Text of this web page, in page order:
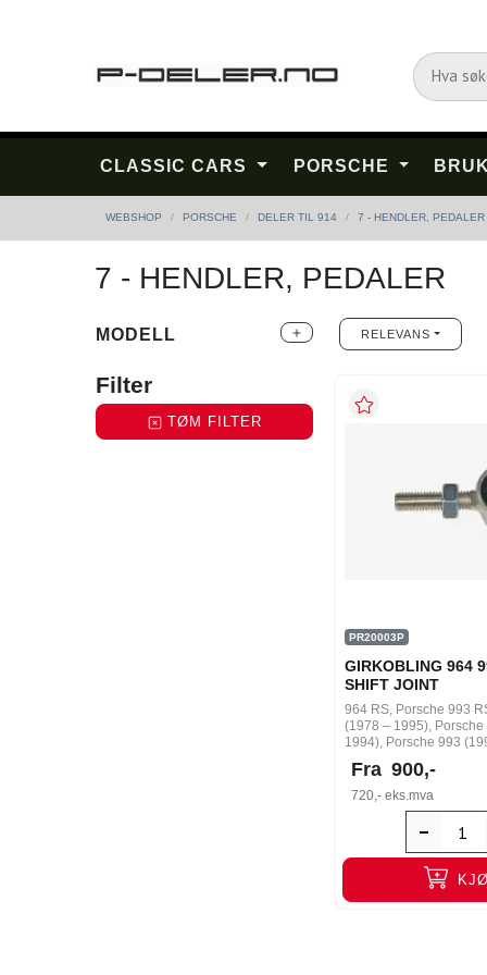
CLASSIC CARS PORSCHE
WEBSHOP PORSCHE DELER TIL 914 7 - HENDLER, PEDALER
7 - HENDLER, PEDALER
add
MODELL
Filter
TØM FILTER
RELEVANS
PR20003P
GIRKOBLING 964
SHIFT JOINT
964 RS, Porsche 993
(1978 – 1995),
1994), Porsche 993
Fra 900,-
720,- eks.mva